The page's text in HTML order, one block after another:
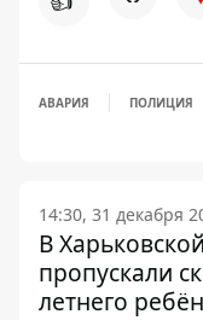
АВАРИЯ ПОЛИЦИЯ
14:30, 31 декабря
В
пропускали
летнего